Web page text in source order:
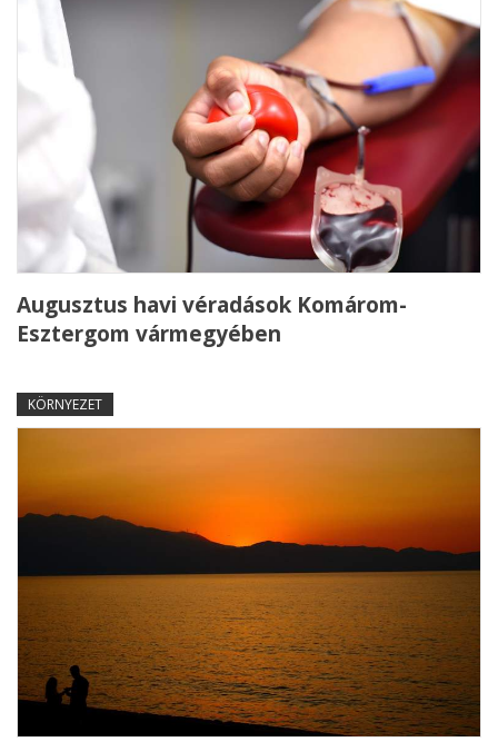
Augusztus havi véradások Komárom-
Esztergom vármegyében
KÖRNYEZET